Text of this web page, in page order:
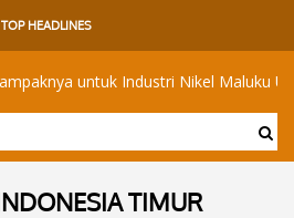
TOP HEADLINES
Industri Nikel Maluku Utara?
TIMUR